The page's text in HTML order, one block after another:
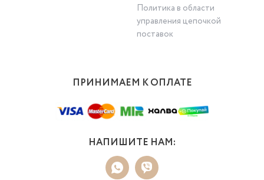
Политика в области
управления цепочкой
поставок
ПРИНИМАЕМ К ОПЛАТЕ
НАПИШИТЕ НАМ: